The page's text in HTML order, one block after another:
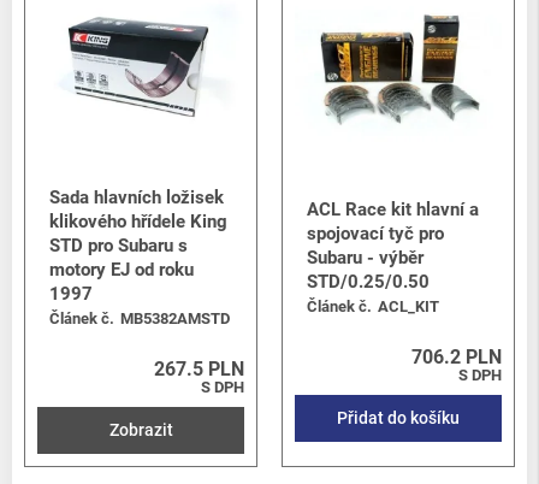
Sada hlavních ložisek
klikového hřídele King
STD pro Subaru s
motory EJ od roku
1997
Článek č. MB5382AMSTD
267.5 PLN
S DPH
Zobrazit
ACL Race kit hlavní a
spojovací tyč pro
Subaru - výběr
STD/0.25/0.50
Článek č. ACL_KIT
706.2 PLN
S DPH
Přidat do košíku